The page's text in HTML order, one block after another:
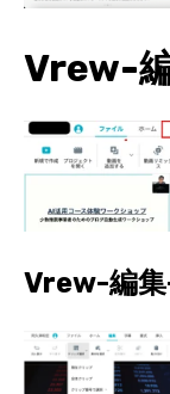
Vrew-
Vrew-編